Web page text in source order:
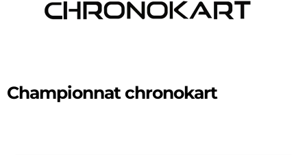
agenda
Contact
Championnat chronokart